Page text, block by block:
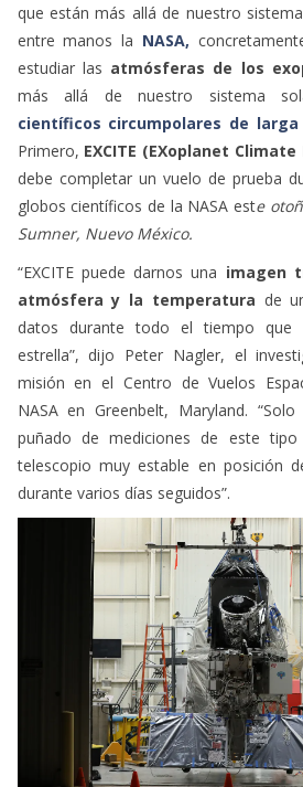
que están más allá de nuestro
entre manos la NASA,
estudiar las atmósferas de los
más allá de nuestro sistema
científicos circumpolares de
Primero, EXCITE (EXoplanet
debe completar un vuelo de prueba
globos científicos de la NASA este
Sumner, Nuevo México.
“EXCITE puede darnos una imagen
atmósfera y la temperatura de
datos durante todo el tiempo que
estrella”, dijo Peter Nagler, el
misión en el Centro de Vuelos
NASA en Greenbelt, Maryland.
puñado de mediciones de este tipo
telescopio muy estable en posición
durante varios días seguidos”.